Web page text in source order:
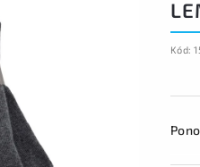
Kód: